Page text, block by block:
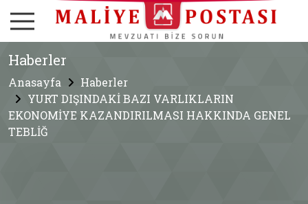
Haberler
Anasayfa
Haberler
YURT DIŞINDAKİ BAZI VARLIKLARIN
EKONOMİYE KAZANDIRILMASI HAKKINDA GENEL
TEBLİĞ